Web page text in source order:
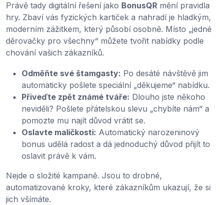
Právě tady digitální řešení jako BonusQR mění pravidla
hry. Zbaví vás fyzických kartiček a nahradí je hladkým,
moderním zážitkem, který působí osobně. Místo „jedné
děrovačky pro všechny“ můžete tvořit nabídky podle
chování vašich zákazníků.
Odměňte své štamgasty: Po desáté návštěvě jim
automaticky pošlete speciální „děkujeme“ nabídku.
Přiveďte zpět známé tváře: Dlouho jste někoho
neviděli? Pošlete přátelskou slevu „chybíte nám“ a
pomozte mu najít důvod vrátit se.
Oslavte maličkosti: Automatický narozeninový
bonus udělá radost a dá jednoduchý důvod přijít to
oslavit právě k vám.
Nejde o složité kampaně. Jsou to drobné,
automatizované kroky, které zákazníkům ukazují, že si
jich všímáte.